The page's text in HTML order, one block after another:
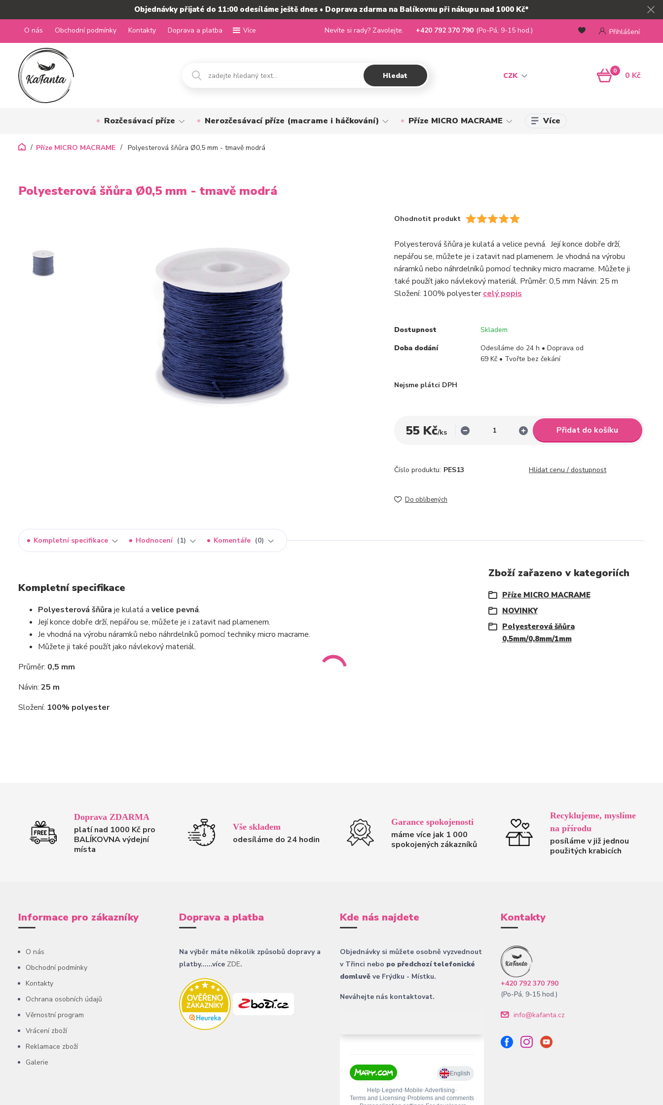
Objednávky přijaté do 11:00 odesíláme ještě dnes • Doprava zdarma na Balíkovnu při nákupu nad 1000 Kč*
O nás Obchodní podmínky Kontakty Doprava a platba Více
CZK
Přihlášení
Hledat
Nevíte si rady? Zavolejte. +420 792 370 790 (Po-Pá, 9-15 hod.)
0 0 Kč
Rozčesávací příze Nerozčesávací příze (macrame i háčkování) Příze MICRO MACRAME Více
Příze MICRO MACRAME Polyesterová šňůra Ø0,5 mm - tmavě modrá
Polyesterová šňůra Ø0,5 mm - tmavě modrá
Ohodnotit produkt
Polyesterová šňůra je kulatá a velice pevná. Její konce dobře drží,
nepářou se, můžete je i zatavit nad plamenem. Je vhodná na výrobu
náramků nebo náhrdelníků pomocí techniky micro macrame. Můžete ji
také použít jako návlekový materiál. Průměr: 0,5 mm Návin: 25 m
Složení: 100% polyestercelý popis
Dostupnost
Skladem
Doba dodání
Odesíláme do 24 h • Doprava od
69 Kč • Tvořte bez čekání
Nejsme plátci DPH
55 Kč/ks Přidat do košíku
Číslo produktu: PES13 Hlídat cenu / dostupnost
Do oblíbených
Kompletní specifikace Hodnocení 1 Komentáře 0
Kompletní specifikace
Polyesterová šňůra je kulatá a velice pevná.
Její konce dobře drží, nepářou se, můžete je i zatavit nad plamenem.
Je vhodná na výrobu náramků nebo náhrdelníků pomocí techniky micro macrame.
Můžete ji také použít jako návlekový materiál.
Průměr: 0,5 mm
Návin: 25 m
Složení: 100% polyester
Zboží zařazeno v kategoriích
Příze MICRO MACRAME
NOVINKY
Polyesterová šňůra
0,5mm/0,8mm/1mm
Doprava ZDARMA
platí nad 1000 Kč pro
BALÍKOVNA výdejní
místa
Vše skladem
odesíláme do 24 hodin
Garance spokojenosti
máme více jak 1 000
spokojených zákazníků
Recyklujeme, myslíme
na přírodu
posíláme v již jednou
použitých krabicích
Informace pro zákazníky
O nás
Obchodní podmínky
Kontakty
Ochrana osobních údajů
Věrnostní program
Vrácení zboží
Reklamace zboží
Galerie
Doprava a platba
Na výběr máte několik způsobů dopravy a
platby......více ZDE.
Kde nás najdete
Objednávky si můžete osobně vyzvednout
v Třinci nebo po předchozí telefonické
domluvě ve Frýdku - Místku.
Neváhejte nás kontaktovat.
Kontakty
+420 792 370 790
(Po-Pá, 9-15 hod.)
info@kafanta.cz